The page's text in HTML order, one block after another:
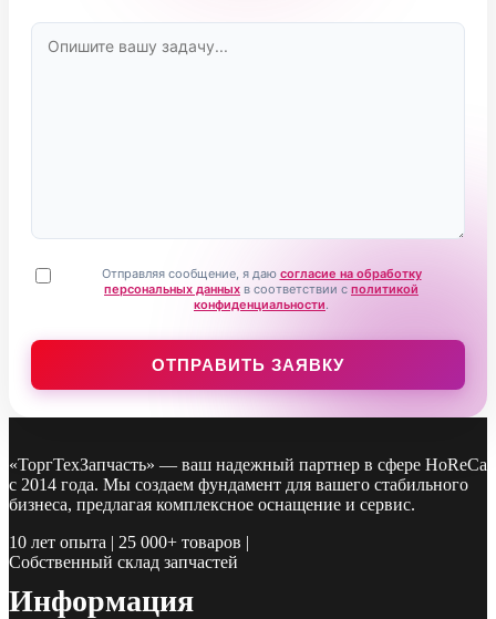
Отправляя сообщение, я даю согласие на обработку
персональных данных в соответствии с политикой
конфиденциальности.
«ТоргТехЗапчасть» — ваш надежный партнер в сфере HoReCa
с 2014 года. Мы создаем фундамент для вашего стабильного
бизнеса, предлагая комплексное оснащение и сервис.
10 лет опыта | 25 000+ товаров |
Собственный склад запчастей
Информация